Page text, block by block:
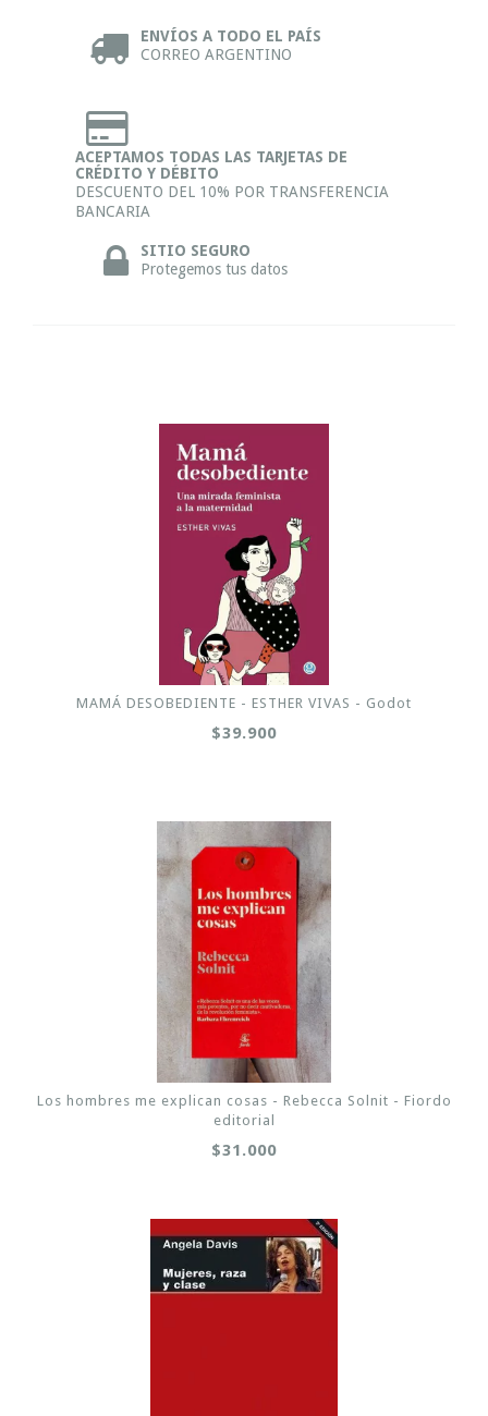
ENVÍOS A TODO EL PAÍS
CORREO ARGENTINO
ACEPTAMOS TODAS LAS TARJETAS DE
CRÉDITO Y DÉBITO
DESCUENTO DEL 10% POR TRANSFERENCIA
BANCARIA
SITIO SEGURO
Protegemos tus datos
MAMÁ DESOBEDIENTE - ESTHER VIVAS - Godot
$39.900
Los hombres me explican cosas - Rebecca Solnit - Fiordo
editorial
$31.000